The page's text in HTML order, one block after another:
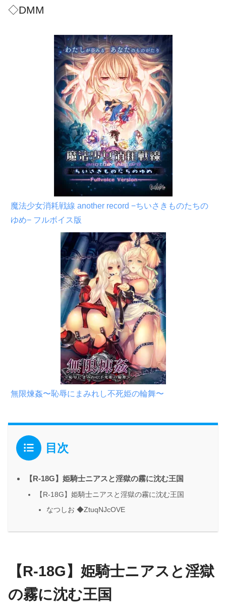
◇DMM
魔法少女消耗戦線 another record −ちいさきものたちの
ゆめ− フルボイス版
無限煉姦〜恥辱にまみれし不死姫の輪舞〜
目次
【R-18G】姫騎士ニアスと淫獄の霧に沈む王国
【R-18G】姫騎士ニアスと淫獄の霧に沈む王国
なつしお ◆ZtuqNJcOVE
【R-18G】姫騎士ニアスと淫獄
の霧に沈む王国